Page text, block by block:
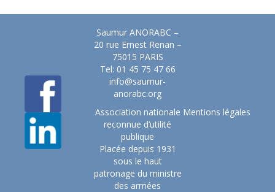
Saumur ANORABC –
20 rue Ernest Renan –
75015 PARIS
Tel: 01 45 75 47 66
info@saumur-
anorabc.org
Association nationale
reconnue d’utilité
publique
Placée depuis 1931
sous le haut
patronage du ministre
des armées
Mentions légales